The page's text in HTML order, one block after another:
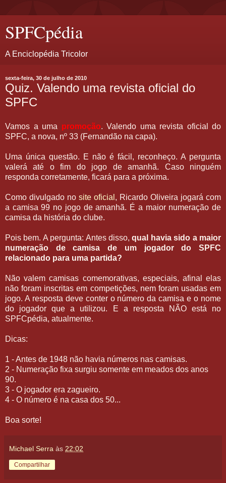
SPFCpédia
A Enciclopédia Tricolor
sexta-feira, 30 de julho de 2010
Quiz. Valendo uma revista oficial do
SPFC
Vamos a uma promoção. Valendo uma revista oficial do
SPFC, a nova, nº 33 (Fernandão na capa).
Uma única questão. E não é fácil, reconheço. A pergunta
valerá até o fim do jogo de amanhã. Caso ninguém
responda corretamente, ficará para a próxima.
Como divulgado no site oficial , Ricardo Oliveira jogará com
a camisa 99 no jogo de amanhã. É a maior numeração de
camisa da história do clube.
Pois bem. A pergunta: Antes disso,qual havia sido a maior
numeração de camisa de um jogador do SPFC
relacionado para uma partida?
Não valem camisas comemorativas, especiais, afinal elas
não foram inscritas em competições, nem foram usadas em
jogo. A resposta deve conter o número da camisa e o nome
do jogador que a utilizou. E a resposta NÃO está no
SPFCpédia, atualmente.
Dicas:
1 - Antes de 1948 não havia números nas camisas.
2 - Numeração fixa surgiu somente em meados dos anos
90.
3 - O jogador era zagueiro.
4 - O número é na casa dos 50...
Boa sorte!
Michael Serra às 22:02
Compartilhar